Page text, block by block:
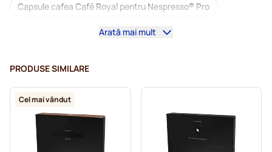
Capsule cafea Café Royal pentru Nespresso® Pro
Mașini de cafea pentru Nespresso® Professional
Cafea decafeinizată pentru Nespresso® Pro
Detartrare și întreținere pentru Nespresso® Pro
Capsule pentru Nespresso® Pro
Arată mai mult
PRODUSE SIMILARE
Cel mai vândut